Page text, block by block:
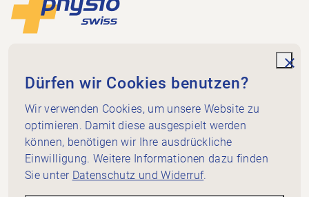
Dammweg 3
3013 Bern
+41 58 255 36 00
info@physioswiss.ch
Social Media
Wichtiges
Wissen
Dürfen wir Cookies benutzen?
Wir verwenden Cookies, um unsere Website zu
optimieren. Damit diese ausgespielt werden
können, benötigen wir Ihre ausdrückliche
Einwilligung. Weitere Informationen dazu finden
Sie unter Datenschutz und Widerruf.